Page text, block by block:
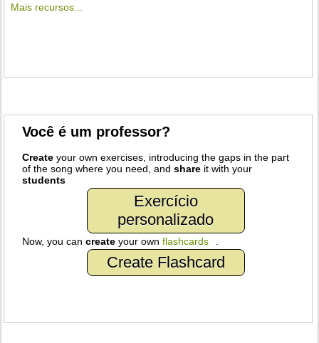
Mais recursos...
Você é um professor?
Create your own exercises, introducing the gaps in the part
of the song where you need, andshare it with your
students
Exercício
personalizado
Now, you cancreate your ownflashcards
Create Flashcard